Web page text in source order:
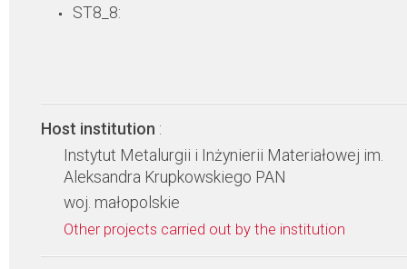
ST8_8:
Host institution :
Instytut Metalurgii i Inżynierii Materiałowej im.
Aleksandra Krupkowskiego PAN
woj. małopolskie
Other projects carried out by the institution